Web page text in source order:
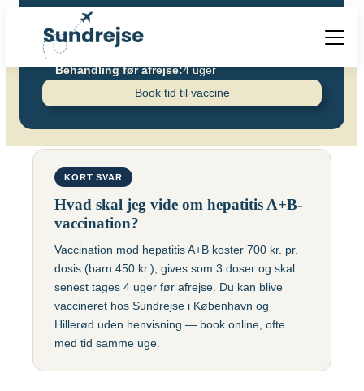
Forside
Vacciner
Vacciner
Centraleuropæisk
Hjernebetændelse
(TBE)
Chikungunyavaccine
Denguefeber
Gul feber
Kighoste (difteri-
Kolera
Malaria
Meningokokker
MFR (MMR)
Destinationer
Find over 240 destinationer!
Populære destinationer
Cambodja
Priser
Kontakt
Book vaccination
Hepatitis A+B
Pris pr. dosis:
Pris pr. dosis – Barn:
Antal doser:
Behandling før afrejse:4 uger
Book tid til vaccine
KORT SVAR
Hvad skal jeg vide om hepatitis A+B-
vaccination?
Vaccination mod hepatitis A+B koster 700 kr. pr.
dosis (barn 450 kr.), gives som 3 doser og skal
senest tages 4 uger før afrejse. Du kan blive
vaccineret hos Sundrejse i København og
Hillerød uden henvisning — book online, ofte
med tid samme uge.